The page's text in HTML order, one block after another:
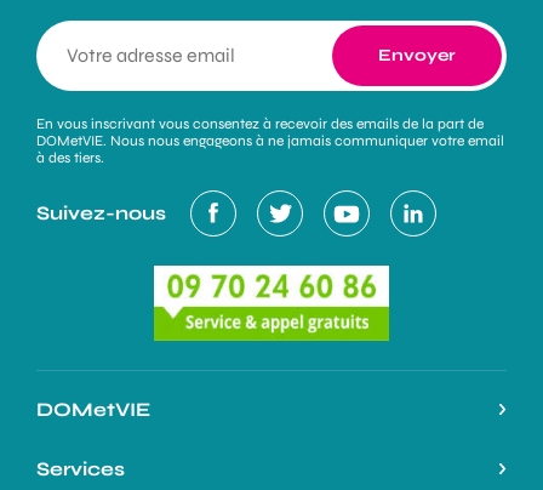
DOMetVIE
Notre histoire
Services
En vous inscrivant vous consentez à recevoir des emails de la part de
DOMetVIE. Nous nous engageons à ne jamais communiquer votre email
à des tiers.
Suivez-nous